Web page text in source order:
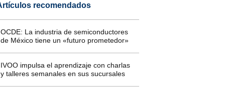
recomendados
OCDE: La industria de semiconductores
de México tiene un «futuro prometedor»
IVOO impulsa el aprendizaje con charlas
y talleres semanales en sus sucursales